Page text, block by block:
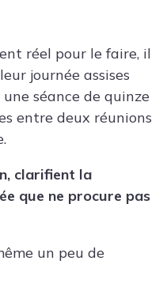
réel pour le faire, il
journée assises
séance de quinze
entre deux réunions
clarifient la
que ne procure pas
un peu de